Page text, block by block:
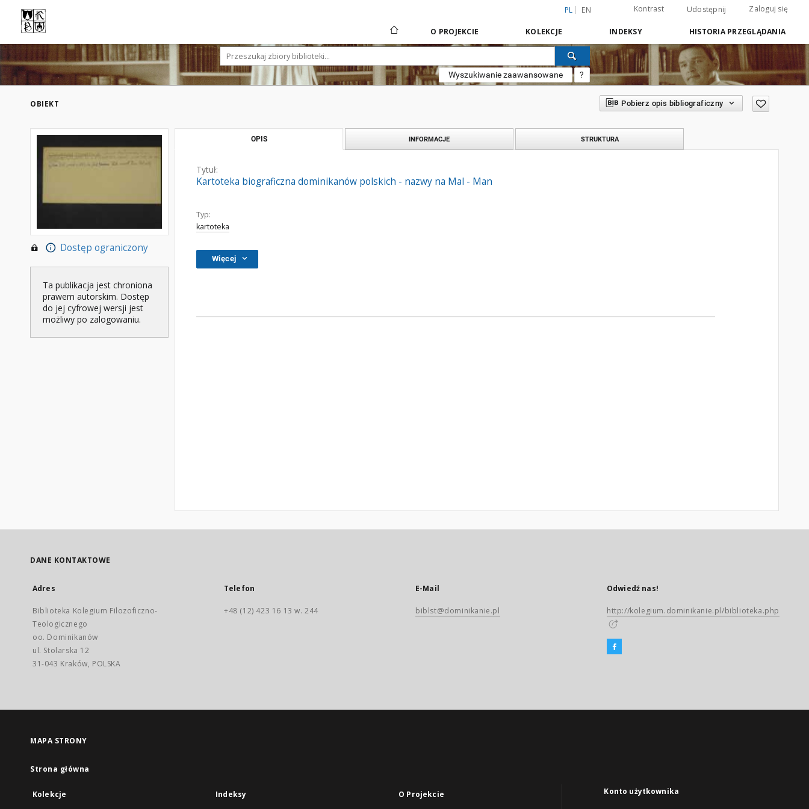
PL EN Kontrast Udostępnij Zaloguj się
O PROJEKCIE KOLEKCJE INDEKSY HISTORIA PRZEGLĄDANIA
Wyszukiwanie zaawansowane ?
OBIEKT Pobierz opis bibliograficzny
Dostęp ograniczony
Ta publikacja jest chroniona
prawem autorskim. Dostęp
do jej cyfrowej wersji jest
możliwy po zalogowaniu.
OPIS INFORMACJE STRUKTURA
Tytuł:
Kartoteka biograficzna dominikanów polskich - nazwy na Mal - Man
Typ:
kartoteka
Więcej
DANE KONTAKTOWE
Adres
Biblioteka Kolegium Filozoficzno-
Teologicznego
oo. Dominikanów
ul. Stolarska 12
31-043 Kraków, POLSKA
Telefon
+48 (12) 423 16 13 w. 244
E-Mail
biblst@dominikanie.pl
Odwiedź nas!
http://kolegium.dominikanie.pl/biblioteka.php
MAPA STRONY
Strona główna
Kolekcje Indeksy O Projekcie Konto użytkownika